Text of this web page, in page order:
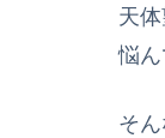
天
悩ん
そ